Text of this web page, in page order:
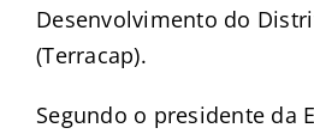
Desenvolvimento do
(Terracap).
Segundo o presidente da